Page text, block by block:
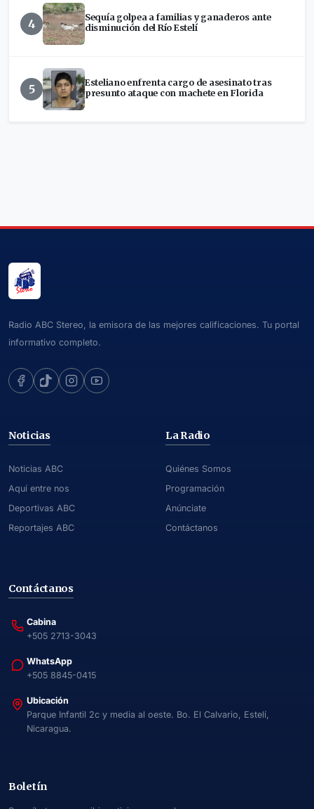
4
Sequía golpea a familias y ganaderos ante
disminución del Río Estelí
5
Esteliano enfrenta cargo de asesinato tras
presunto ataque con machete en Florida
Radio ABC Stereo, la emisora de las mejores calificaciones. Tu portal
informativo completo.
Noticias
Noticias ABC
Aquí entre nos
Deportivas ABC
Reportajes ABC
La Radio
Quiénes Somos
Programación
Anúnciate
Contáctanos
Contáctanos
Cabina
+505 2713-3043
WhatsApp
+505 8845-0415
Ubicación
Parque Infantil 2c y media al oeste. Bo. El Calvario, Estelí,
Nicaragua.
Boletín